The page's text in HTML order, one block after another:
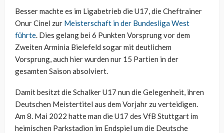
Besser machte es im Ligabetrieb die U17, die Cheftrainer
Onur Cinel zur Meisterschaft in der Bundesliga West
führte. Dies gelang bei 6 Punkten Vorsprung vor dem
Zweiten Arminia Bielefeld sogar mit deutlichem
Vorsprung, auch hier wurden nur 15 Partien in der
gesamten Saison absolviert.
Damit besitzt die Schalker U17 nun die Gelegenheit, ihren
Deutschen Meistertitel aus dem Vorjahr zu verteidigen.
Am 8. Mai 2022 hatte man die U17 des VfB Stuttgart im
heimischen Parkstadion im Endspiel um die Deutsche